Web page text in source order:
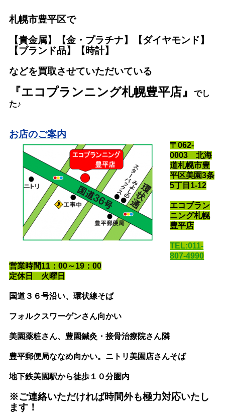
札幌市豊平区で
【貴金属】【金・プラチナ】【ダイヤモンド】
【ブランド品】【時計】
などを買取させていただいている
『エコプランニング札幌豊平店』でし
た♪
お店のご案内
〒062-
0003 北海
道札幌市豊
平区美園3条
5丁目1-12
エコプラン
ニング札幌
豊平店
TEL:011-
807-4990
営業時間11：00～19：00
定休日 火曜日
国道３６号沿い、環状線そば
フォルクスワーゲンさん向かい
美園薬粧さん、豊園鍼灸・接骨治療院さん隣
豊平郵便局ななめ向かい。ニトリ美園店さんそば
地下鉄美園駅から徒歩１０分圏内
※ご連絡いただければ時間外も極力対応いたし
ます！